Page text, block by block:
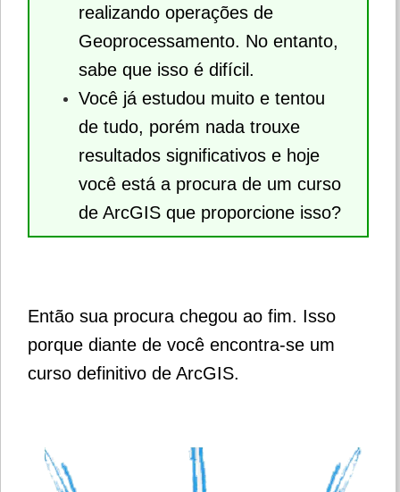
realizando operações de
Geoprocessamento. No entanto,
sabe que isso é difícil.
Você já estudou muito e tentou
de tudo, porém nada trouxe
resultados significativos e hoje
você está a procura de um curso
de ArcGIS que proporcione isso?
Então sua procura chegou ao fim. Isso
porque diante de você encontra-se um
curso definitivo de ArcGIS.